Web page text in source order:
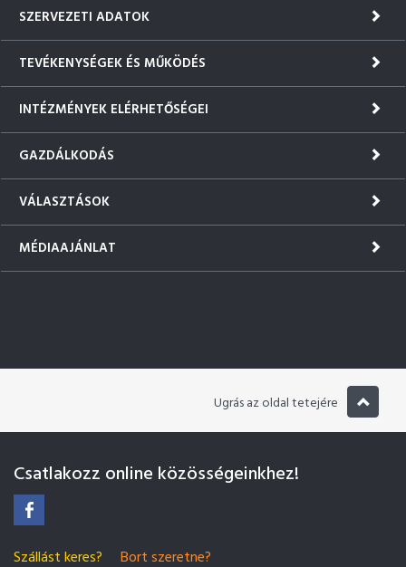
SZERVEZETI ADATOK
TEVÉKENYSÉGEK ÉS MŰKÖDÉS
INTÉZMÉNYEK ELÉRHETŐSÉGEI
GAZDÁLKODÁS
VÁLASZTÁSOK
MÉDIAAJÁNLAT
Ugrás az oldal tetejére
Csatlakozz online közösségeinkhez!
Szállást keres? Bort szeretne?